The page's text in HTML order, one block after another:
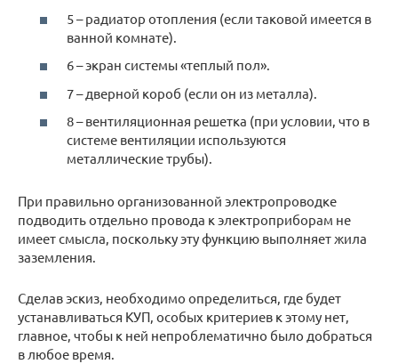
5 – радиатор отопления (если таковой имеется в
ванной комнате).
6 – экран системы «теплый пол».
7 – дверной короб (если он из металла).
8 – вентиляционная решетка (при условии, что в
системе вентиляции используются
металлические трубы).
При правильно организованной электропроводке
подводить отдельно провода к электроприборам не
имеет смысла, поскольку эту функцию выполняет жила
заземления.
Сделав эскиз, необходимо определиться, где будет
устанавливаться КУП, особых критериев к этому нет,
главное, чтобы к ней непроблематично было добраться
в любое время.